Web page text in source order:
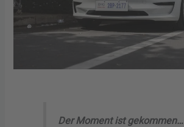
Der Moment ist gekommen…